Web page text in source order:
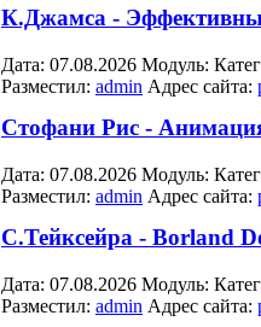
К.Джамса -
Дата: 07.08.2026 Модуль:
Разместил: admin Адрес сайта:
Стофани Рис -
Дата: 07.08.2026 Модуль:
Разместил: admin Адрес сайта:
С.Тейксейра - Borland
Дата: 07.08.2026 Модуль:
Разместил: admin Адрес сайта: